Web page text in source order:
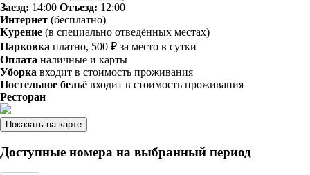
Заезд: 14:00 Отъезд: 12:00
Интернет (бесплатно)
Курение (в специально отведённых местах)
Парковка платно, 500 ₽ за место в сутки
Оплата наличные и карты
Уборка входит в стоимость проживания
Постельное бельё входит в стоимость проживания
Ресторан
Показать на карте
Доступные номера на выбранный период